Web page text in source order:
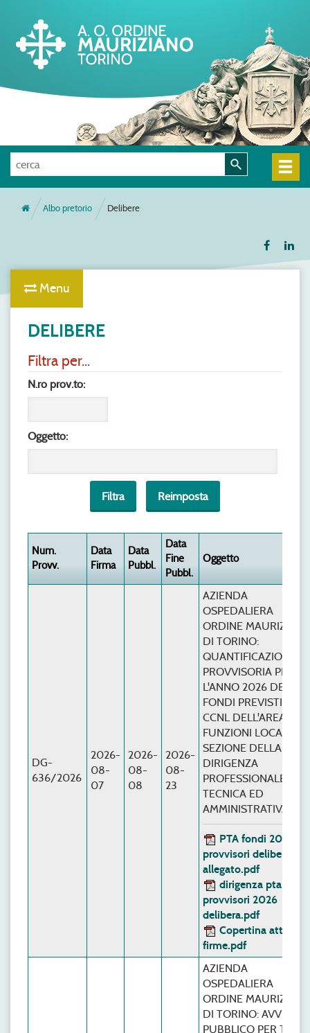
Albo pretorio Delibere
Menu
DELIBERE
Filtra per...
N.ro prov.to:
Oggetto:
Num.
Provv.
Data
Firma
Data
Pubbl.
Data
Fine
Pubbl.
Oggetto
DG-
636/2026
2026-
08-
07
2026-
08-
08
2026-
08-
23
AZIENDA
OSPEDALIERA
ORDINE
DI TORINO:
QUANTIFICAZIONE
PROVVISORIA PER
L'ANNO 2026 DEI
FONDI PREVISTI DAL
CCNL DELL'AREA
FUNZIONI LOCALI /
SEZIONE DELLA
DIRIGENZA
PROFESSIONALE,
TECNICA ED
AMMINISTRATIVA.
PTA fondi 2026
provvisori delibera
allegato.pdf
dirigenza pta fondi
provvisori 2026
delibera.pdf
Copertina atto con
firme.pdf
AZIENDA
OSPEDALIERA
ORDINE
DI TORINO: AVVISO
PUBBLICO PER